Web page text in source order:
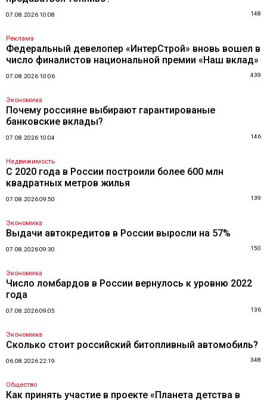
07.08.2026 10:08 148
Реклама
Федеральный девелопер «ИнтерСтрой» вновь вошел в
число финалистов национальной премии «Наш вклад»
07.08.2026 10:06 439
Экономика
Почему россияне выбирают гарантированые
банковские вклады?
07.08.2026 10:04 146
Недвижимость
С 2020 года в России построили более 600 млн
квадратных метров жилья
07.08.2026 09:50 139
Экономика
Выдачи автокредитов в России выросли на 57%
07.08.2026 09:30 150
Экономика
Число ломбардов в России вернулось к уровню 2022
года
07.08.2026 09:05 136
Экономика
Сколько стоит российский битопливный автомобиль?
06.08.2026 22:19 348
Общество
Как принять участие в проекте «Планета детства в